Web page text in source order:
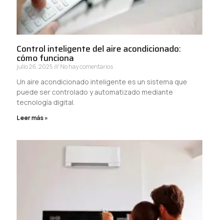
Control inteligente del aire acondicionado:
cómo funciona
julio 26, 2025 No hay comentarios
Un aire acondicionado inteligente es un sistema que
puede ser controlado y automatizado mediante
tecnología digital.
Leer más »